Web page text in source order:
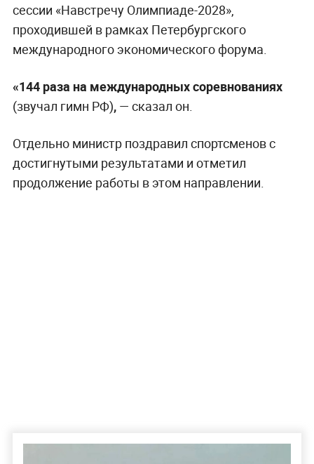
сессии «Навстречу Олимпиаде-2028»,
проходившей в рамках Петербургского
международного экономического форума.
«144 раза на международных соревнованиях
(звучал гимн РФ), — сказал он.
Отдельно министр поздравил спортсменов с
достигнутыми результатами и отметил
продолжение работы в этом направлении.